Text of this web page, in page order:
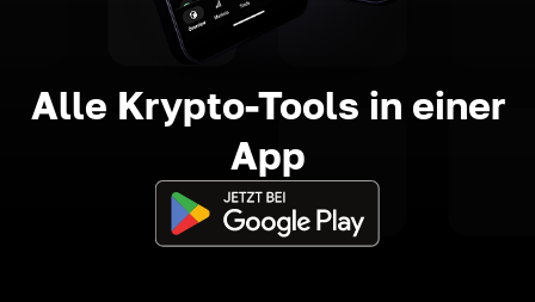
Alle Krypto-Tools in einer
App